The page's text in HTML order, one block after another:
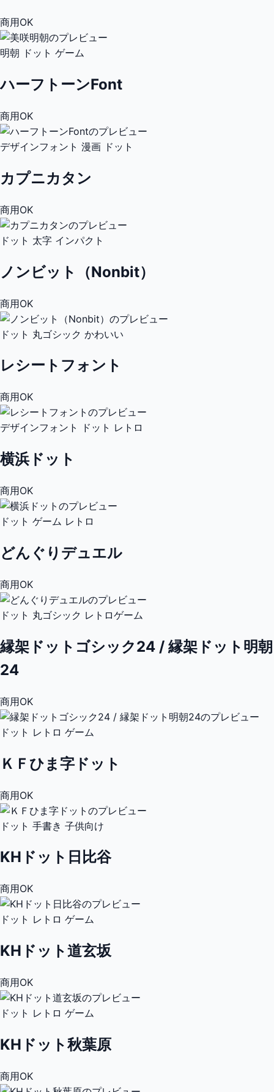
商用OK
明朝 ドット ゲーム
ハーフトーンFont
商用OK
デザインフォント 漫画 ドット
カプニカタン
商用OK
ドット 太字 インパクト
ノンビット（Nonbit）
商用OK
ドット 丸ゴシック かわいい
レシートフォント
商用OK
デザインフォント ドット レトロ
横浜ドット
商用OK
ドット ゲーム レトロ
どんぐりデュエル
商用OK
ドット 丸ゴシック レトロゲーム
縁架ドットゴシック24 / 縁架ドット明朝
24
商用OK
ドット レトロ ゲーム
ＫＦひま字ドット
商用OK
ドット 手書き 子供向け
KHドット日比谷
商用OK
ドット レトロ ゲーム
KHドット道玄坂
商用OK
ドット レトロ ゲーム
KHドット秋葉原
商用OK